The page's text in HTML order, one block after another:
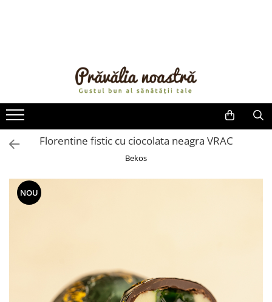
ULEIURI ȘI UNTURI
MĂSLINE
NUCI ȘI SEMINȚE
FRUCTE DESHIDRATATE
FRUCTE LA CONSERVĂ
OȚETURI ȘI SOSURI
CREME ȘI PASTE TARTINABILE
Florentine fistic cu ciocolata neagra VRAC
Bekos
NOU